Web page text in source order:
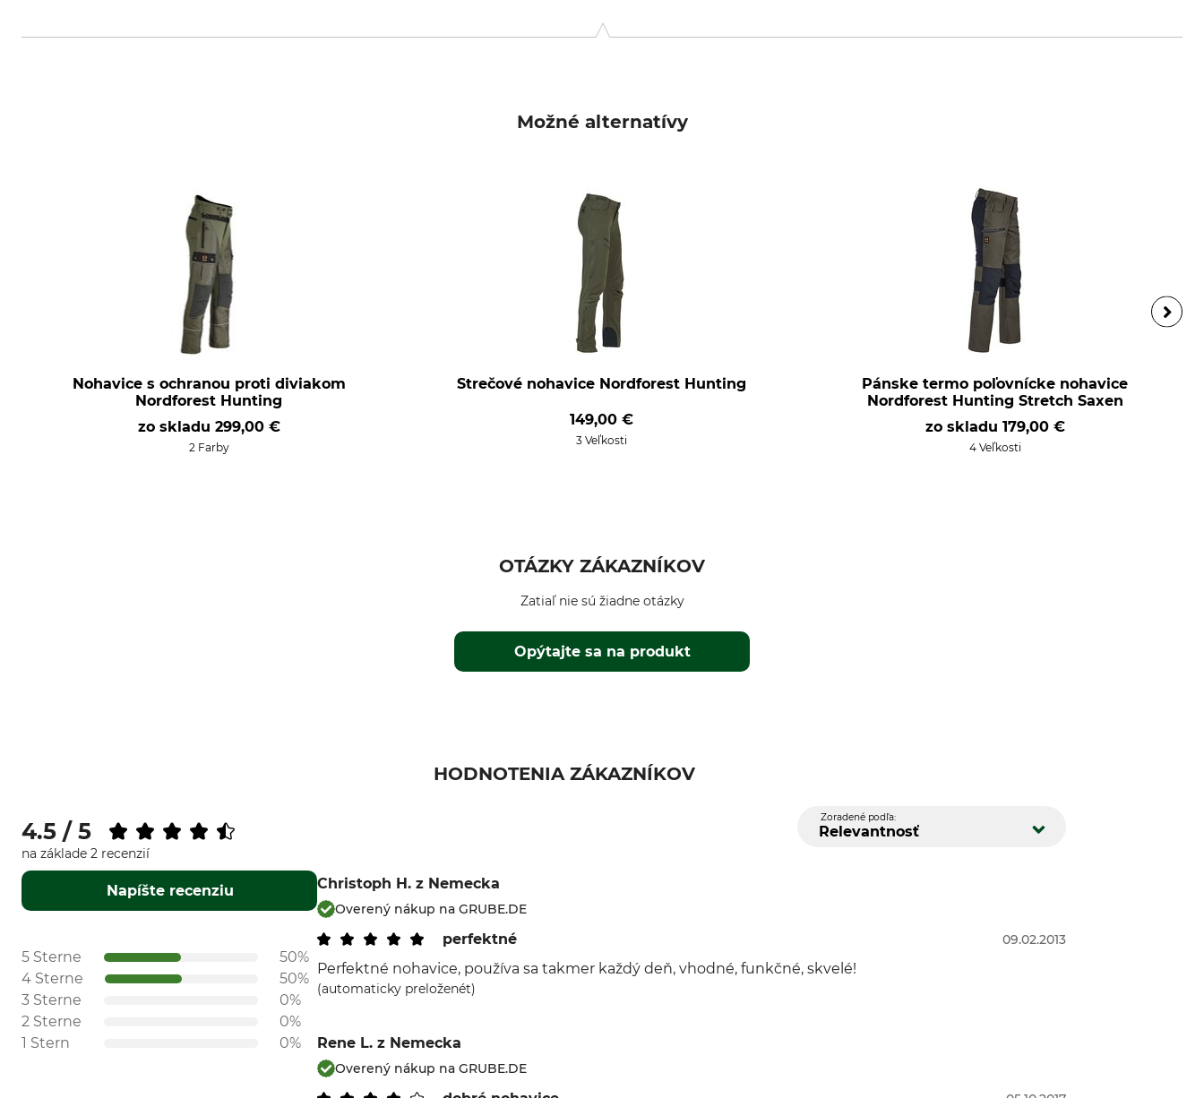
Možné alternatívy
Nohavice s ochranou proti diviakom
Nordforest Hunting
zo skladu 299,00 €
2 Farby
Strečové nohavice Nordforest Hunting
149,00 €
3 Veľkosti
Pánske termo poľovnícke nohavice
Nordforest Hunting Stretch Saxen
zo skladu 179,00 €
4 Veľkosti
OTÁZKY ZÁKAZNÍKOV
Opýtajte sa na produkt
Zatiaľ nie sú žiadne otázky
HODNOTENIA ZÁKAZNÍKOV
4.5 / 5
na základe 2 recenzií
Napíšte recenziu
5 Sterne
50%
4 Sterne
50%
3 Sterne
0%
2 Sterne
0%
1 Stern
0%
Zoradené podľa:
Relevantnosť
Christoph H. z Nemecka
Overený nákup na GRUBE.DE
perfektné 09.02.2013
Perfektné nohavice, používa sa takmer každý deň, vhodné, funkčné, skvelé!
(automaticky preloženét)
Rene L. z Nemecka
Overený nákup na GRUBE.DE